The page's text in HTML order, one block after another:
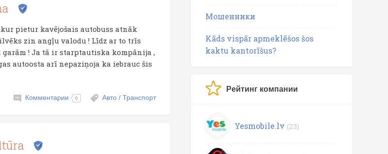
pietur kavējošais autobuss atnāk
zin angļu valodu ! Līdz ar to trīs
! Ja tā ir starptautiska kompānija ,
autoosta arī nepaziņoja ka iebrauc šis
Комментарии 0 Авто / Транспорт
Мошенники
Kāds vispār apmeklēšos šos
kaktu kantorīšus?
Рейтинг компании
Yesmobile.lv (23)